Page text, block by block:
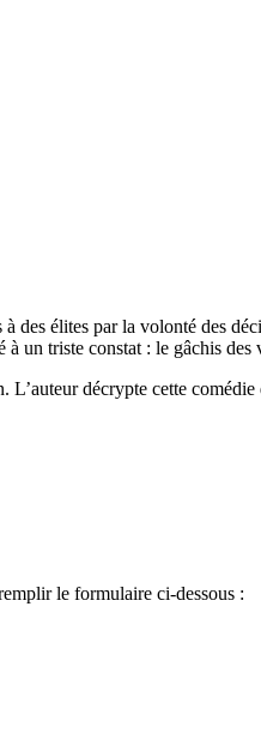
élites par la volonté des
un triste constat : le gâchis des
décrypte cette
le formulaire ci-dessous :